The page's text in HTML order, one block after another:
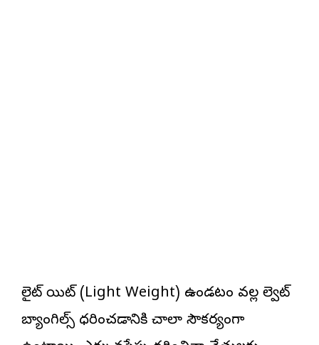
లైట్ వెయిట్ (Light Weight) ఉండటం వల్ల వెల్వెట్
బ్యాంగిల్స్ ధరించడానికి చాలా సౌకర్యంగా